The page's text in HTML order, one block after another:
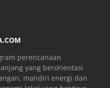
perencanaan
yang berorientasi
mandiri energi dan